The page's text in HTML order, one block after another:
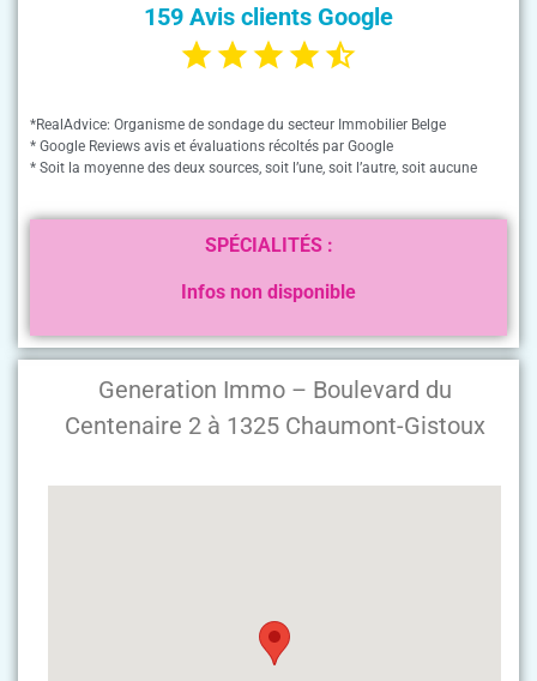
Generation Immo – Boulevard du
Centenaire 2 à 1325 Chaumont-Gistoux
159 Avis clients Google
*RealAdvice: Organisme de sondage du secteur Immobilier Belge
* Google Reviews avis et évaluations récoltés par Google
* Soit la moyenne des deux sources, soit l’une, soit l’autre, soit aucune
SPÉCIALITÉS :
Infos non disponible